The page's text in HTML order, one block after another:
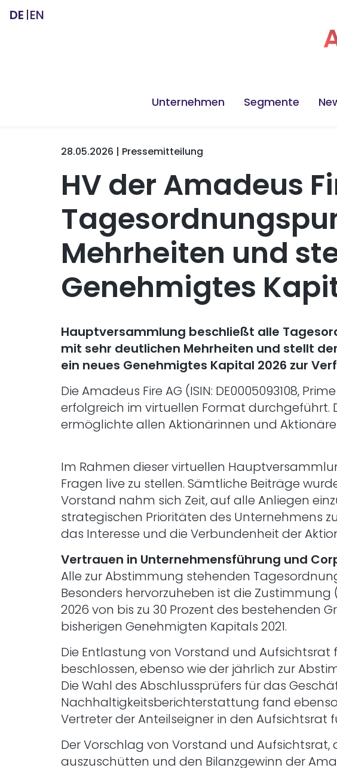
DE EN
Unternehmen Segmente
28.05.2026 | Pressemitteilung
HV der Amadeus
Mehrheiten und
Genehmigtes
Hauptversammlung beschließt alle
mit sehr deutlichen Mehrheiten und stellt
ein neues Genehmigtes Kapital 2026 zur
Die Amadeus Fire AG (ISIN: DE0005093108,
erfolgreich im virtuellen Format
ermöglichte allen Aktionärinnen und
Im Rahmen dieser virtuellen
Fragen live zu stellen. Sämtliche Beiträge
Vorstand nahm sich Zeit, auf alle Anliegen
strategischen Prioritäten des Unternehmens
das Interesse und die Verbundenheit der
Vertrauen in Unternehmensführung und
Alle zur Abstimmung stehenden
Besonders hervorzuheben ist die Zustimmung
2026 von bis zu 30 Prozent des bestehenden
bisherigen Genehmigten Kapitals 2021.
Die Entlastung von Vorstand und
beschlossen, ebenso wie der jährlich zur
Die Wahl des Abschlussprüfers für das
Nachhaltigkeitsberichterstattung fand
Vertreter der Anteilseigner in den Aufsichtsrat
Der Vorschlag von Vorstand und Aufsichtsrat,
auszuschütten und den Bilanzgewinn der